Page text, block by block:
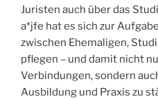
Juristen auch über das
a*jfe hat es sich zur
zwischen Ehemaligen,
pflegen – und damit nicht
Verbindungen, sondern
Ausbildung und Praxis zu